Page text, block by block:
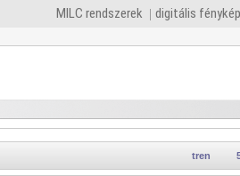
MILC rendszerek digitális
tren